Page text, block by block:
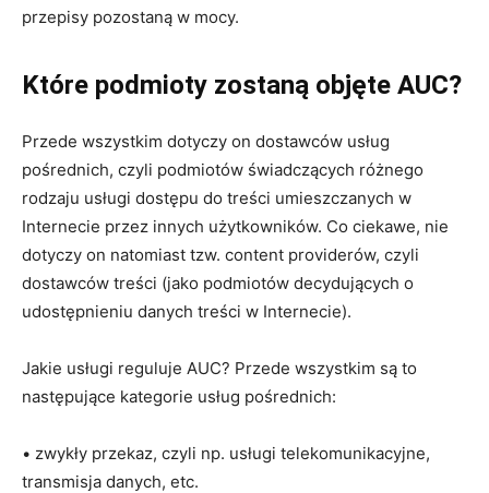
przepisy pozostaną w mocy.
Które podmioty zostaną objęte AUC?
Przede wszystkim dotyczy on dostawców usług
pośrednich, czyli podmiotów świadczących różnego
rodzaju usługi dostępu do treści umieszczanych w
Internecie przez innych użytkowników. Co ciekawe, nie
dotyczy on natomiast tzw. content providerów, czyli
dostawców treści (jako podmiotów decydujących o
udostępnieniu danych treści w Internecie).
Jakie usługi reguluje AUC? Przede wszystkim są to
następujące kategorie usług pośrednich:
• zwykły przekaz, czyli np. usługi telekomunikacyjne,
transmisja danych, etc.